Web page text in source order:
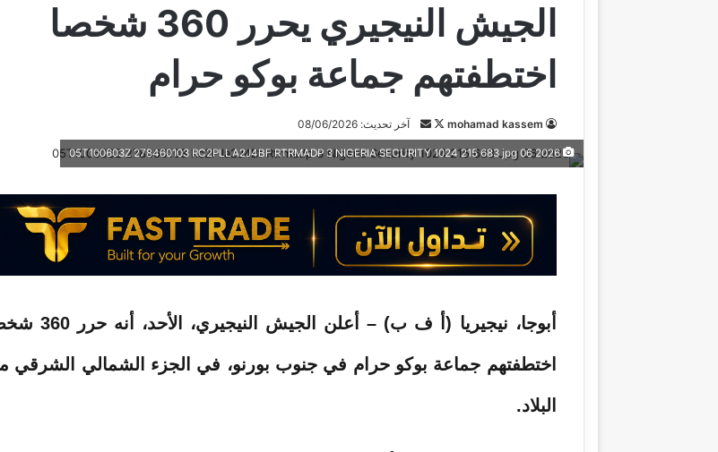
الجيش النيجيري يحرر 360 شخصا
اختطفتهم جماعة بوكو حرام
mohamad kassem
ت
ا
ب
ل
ى
X
ر
س
ر
ي
د
ك
آخر تحديث: 08/06/2026
2026 06 05T100603Z 278460103 RC2PLLA2J4BF RTRMADP 3 NIGERIA SECURITY 1024 215 683 jpg
أبوجا، نيجيريا (أ ف ب) – أعلن الجيش
اختطفتهم جماعة بوكو حرام في جنوب بورنو، في الجزء الشمالي الشرقي
البلاد.